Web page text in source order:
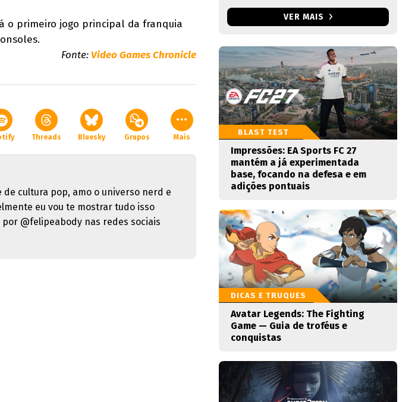
o primeiro jogo principal da franquia
Fonte:Video Games Chronicle
Threads Bluesky Grupos Mais
cultura pop, amo o universo nerd e
eu vou te mostrar tudo isso
@felipeabody nas redes sociais
VER MAIS
BLAST TEST
Impressões: EA Sports FC 27
mantém a já experimentada
base, focando na defesa e em
adições pontuais
DICAS E TRUQUES
Avatar Legends: The Fighting
Game — Guia de troféus e
conquistas